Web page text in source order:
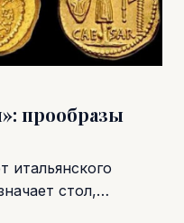
прообразы
итальянского
стол,…